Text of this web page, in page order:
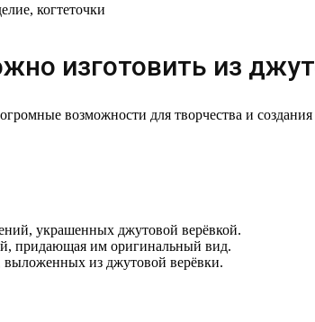
когтеточки
изготовить из
возможности для творчества и
украшенных джутовой верёвкой.
придающая им оригинальный вид.
выложенных из джутовой верёвки.